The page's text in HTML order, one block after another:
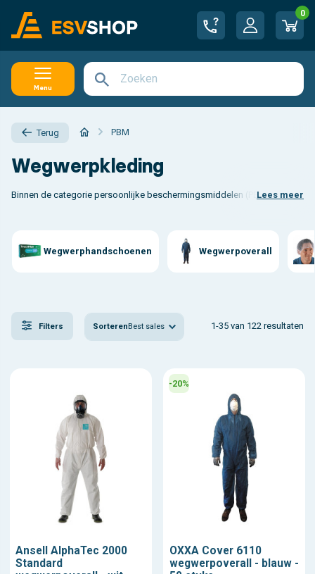
0
Menu
Terug PBM
Wegwerpkleding
Binnen de categorie persoonlijke beschermingsmiddelen (PBM) neemt
Lees meer
Wegwerphandschoenen Wegwerpoverall
Filters SorterenBest sales 1-35 van 122 resultaten
Ansell AlphaTec 2000
Standard
-20%
OXXA Cover 6110
wegwerpoverall - blauw -